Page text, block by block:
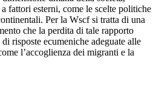
fattori esterni, come le scelte politiche
Per la Wscf si tratta di una
che la perdita di tale rapporto
risposte ecumeniche adeguate alle
l’accoglienza dei migranti e la